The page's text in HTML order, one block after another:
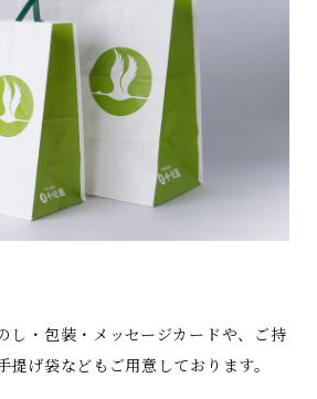
し・包装・メッセージカードや、ご持
げ袋などもご用意しております。